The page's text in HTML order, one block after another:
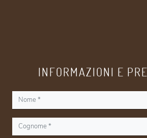
INFORMAZIONI E